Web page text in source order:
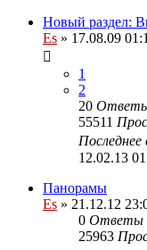
Новый раздел:
Es » 17.08.09
1
2
20
55511
Последнее
12.02.13
Панорамы
Es » 21.12.12
0 Ответы
25963